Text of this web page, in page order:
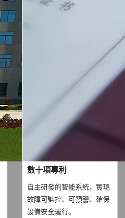
數十項專利
自主研發的智能系統，實現
故障可監控、可預警、確保
設備安全運行。